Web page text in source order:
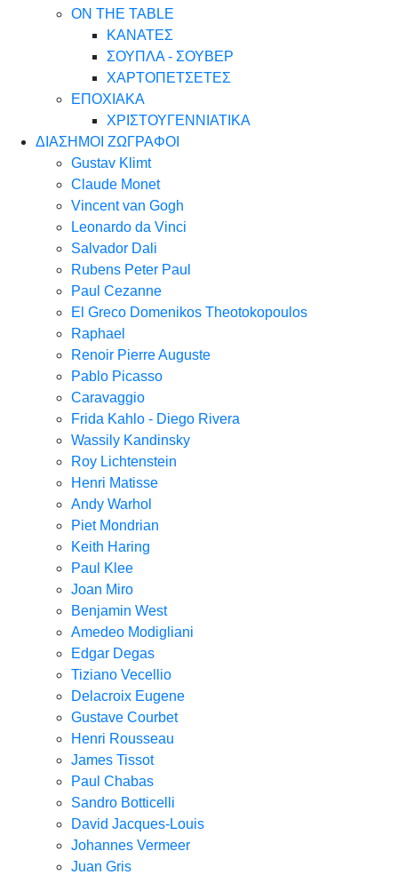
ON THE TABLE
ΚΑΝΑΤΕΣ
ΣΟΥΠΛΑ - ΣΟΥΒΕΡ
ΧΑΡΤΟΠΕΤΣΕΤΕΣ
ΕΠΟΧΙΑΚΑ
ΧΡΙΣΤΟΥΓΕΝΝΙΑΤΙΚΑ
ΔΙΑΣΗΜΟΙ ΖΩΓΡΑΦΟΙ
Gustav Klimt
Claude Monet
Vincent van Gogh
Leonardo da Vinci
Salvador Dali
Rubens Peter Paul
Paul Cezanne
El Greco Domenikos Theotokopoulos
Raphael
Renoir Pierre Auguste
Pablo Picasso
Caravaggio
Frida Kahlo - Diego Rivera
Wassily Kandinsky
Roy Lichtenstein
Henri Matisse
Andy Warhol
Piet Mondrian
Keith Haring
Paul Klee
Joan Miro
Benjamin West
Amedeo Modigliani
Edgar Degas
Tiziano Vecellio
Delacroix Eugene
Gustave Courbet
Henri Rousseau
James Tissot
Paul Chabas
Sandro Botticelli
David Jacques-Louis
Johannes Vermeer
Juan Gris